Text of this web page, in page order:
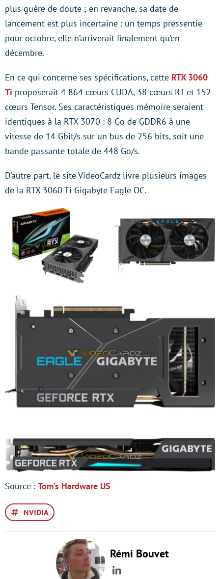
plus guère de doute ; en revanche, sa date de
lancement est plus incertaine : un temps pressentie
pour octobre, elle n’arriverait finalement qu’en
décembre.
En ce qui concerne ses spécifications, cette RTX 3060
Ti proposerait 4 864 cœurs CUDA, 38 cœurs RT et 152
cœurs Tensor. Ses caractéristiques mémoire seraient
identiques à la RTX 3070 : 8 Go de GDDR6 à une
vitesse de 14 Gbit/s sur un bus de 256 bits, soit une
bande passante totale de 448 Go/s.
D’autre part, le site VideoCardz livre plusieurs images
de la RTX 3060 Ti Gigabyte Eagle OC.
Source : Tom’s Hardware US
NVIDIA
Rémi Bouvet